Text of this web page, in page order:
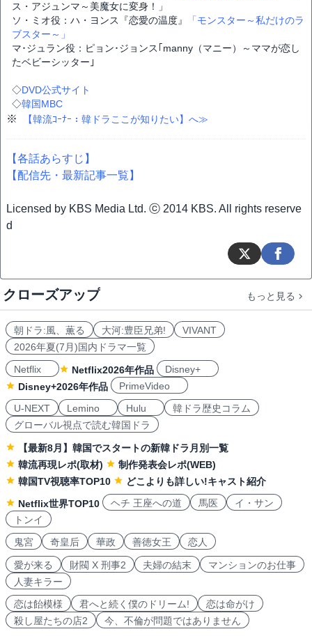
ス・アジュンマ～美魔女に変身！」
ソ・ミオ役：ハ・ヨンス『恋愛の温度』
「モンスター～私だけのラ
ブスター～」
マ･ジュラン役：ピョン･ジョンス｢manny（マニー）～ママが恋し
たベビーシッター｣
◇DVD公式サイト
◇韓国MBC
※ 【韓流ｺｰﾅｰ：韓ドラここが知りたい】へ≫
【各話あらすじ】
【配信先・最新記事一覧】
Licensed by KBS Media Ltd. ⓒ 2014 KBS. All rights reserve
d
クローズアップ もっと見る
朝ドラ:風、薫る 大河:豊臣兄弟!
VIVANT
2026年夏(7月)国内ドラマ一覧
Netflix
Netflix2026年作品
Disney+
Disney+2026年作品
PrimeVideo
U-NEXT
Lemino Hulu
韓ドラ歴史コラム
グローバル視点で読む韓国ドラ
【最新8月】韓国でスタートの新韓ドラ月別一覧
韓流再現レポ(取材)
制作発表会レポ(WEB)
韓国TV視聴率TOP10
どこよりも詳しい!キャスト紹介
Netflix世界TOP10
ヘチ 王座への道 馬医
イ・サン
トンイ
鬼宮
奇皇后 華政 善徳女王 恋人
愛が来る 財閥 X 刑事2 夫婦の結末
マンションのお仕事
人妻キラー
恋は飴模様
君へと続く僕のドリーム!
恋は命がけ
殺し屋たちの店2
今、不倫が問題ではありません